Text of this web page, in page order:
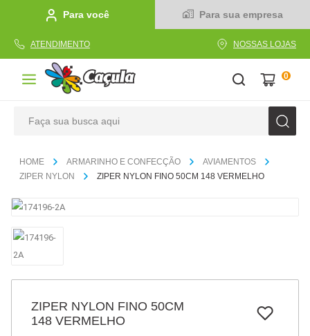
Para você Para sua empresa
ATENDIMENTO NOSSAS LOJAS
0
ARMARINHO E CONFECÇÃO
AVIAMENTOS
ZIPER NYLON
ZIPER NYLON FINO 50CM 148 VERMELHO
ZIPER NYLON FINO 50CM
148 VERMELHO
1º caderno
2
papel